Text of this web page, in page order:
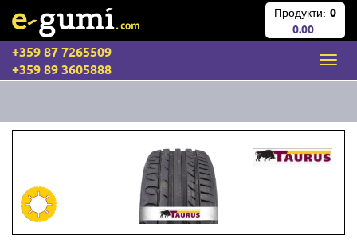
Продукти: 0
0.00
+359 87 7265509
+359 89 3605888